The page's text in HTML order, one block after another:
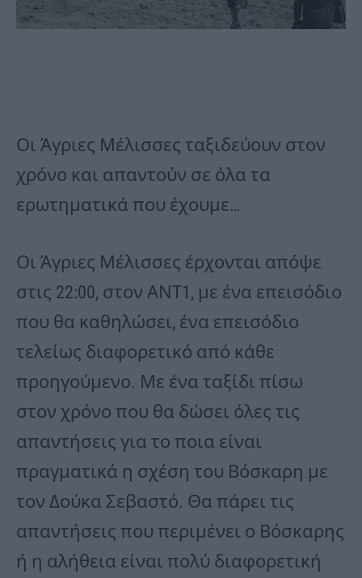
Οι Άγριες Μέλισσες ταξιδεύουν στον
χρόνο και απαντούν σε όλα τα
ερωτηματικά που έχουμε…
Οι Άγριες Μέλισσες έρχονται απόψε
στις 22:00, στον ΑΝΤ1, με ένα επεισόδιο
που θα καθηλώσει, ένα επεισόδιο
τελείως διαφορετικό από κάθε
προηγούμενο. Με ένα ταξίδι πίσω
στον χρόνο που θα δώσει όλες τις
απαντήσεις για το ποια είναι
πραγματικά η σχέση του Βόσκαρη με
τον Δούκα Σεβαστό. Θα πάρει τις
απαντήσεις που περιμένει ο Βόσκαρης
ή η αλήθεια είναι πολύ διαφορετική